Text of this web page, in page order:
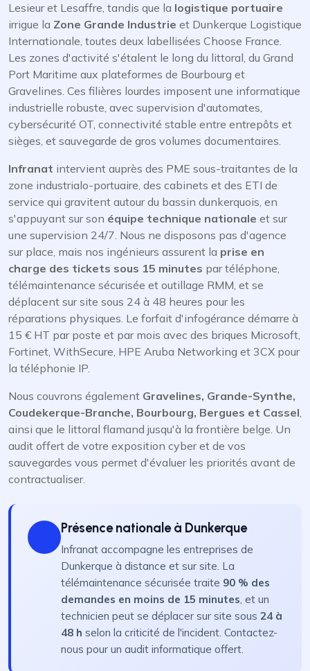
Lesieur et Lesaffre, tandis que la logistique portuaire
irrigue la Zone Grande Industrie et Dunkerque Logistique
Internationale, toutes deux labellisées Choose France.
Les zones d'activité s'étalent le long du littoral, du Grand
Port Maritime aux plateformes de Bourbourg et
Gravelines. Ces filières lourdes imposent une informatique
industrielle robuste, avec supervision d'automates,
cybersécurité OT, connectivité stable entre entrepôts et
sièges, et sauvegarde de gros volumes documentaires.
Infranat intervient auprès des PME sous-traitantes de la
zone industrialo-portuaire, des cabinets et des ETI de
service qui gravitent autour du bassin dunkerquois, en
s'appuyant sur son équipe technique nationale et sur
une supervision 24/7. Nous ne disposons pas d'agence
sur place, mais nos ingénieurs assurent la prise en
charge des tickets sous 15 minutes par téléphone,
télémaintenance sécurisée et outillage RMM, et se
déplacent sur site sous 24 à 48 heures pour les
réparations physiques. Le forfait d'infogérance démarre à
15 € HT par poste et par mois avec des briques Microsoft,
Fortinet, WithSecure, HPE Aruba Networking et 3CX pour
la téléphonie IP.
Nous couvrons également Gravelines, Grande-Synthe,
Coudekerque-Branche, Bourbourg, Bergues et Cassel,
ainsi que le littoral flamand jusqu'à la frontière belge. Un
audit offert de votre exposition cyber et de vos
sauvegardes vous permet d'évaluer les priorités avant de
contractualiser.
Présence nationale à Dunkerque
Infranat accompagne les entreprises de
Dunkerque à distance et sur site. La
télémaintenance sécurisée traite 90 % des
demandes en moins de 15 minutes, et un
technicien peut se déplacer sur site sous 24 à
48 h selon la criticité de l'incident. Contactez-
nous pour un audit informatique offert.